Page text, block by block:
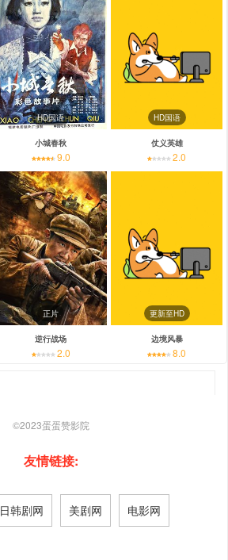
HD国语
小城春秋
9.0
HD国语
仗义英雄
2.0
正片
逆行战场
2.0
更新至HD
边境风暴
8.0
©2023蛋蛋赞影院
友情链接:
日韩剧网 美剧网 电影网